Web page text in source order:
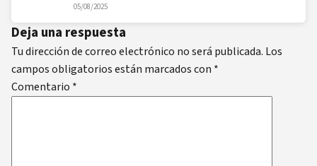
05/08/2025
Deja una respuesta
Tu dirección de correo electrónico no será publicada. Los
campos obligatorios están marcados con *
Comentario *